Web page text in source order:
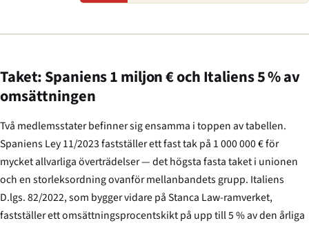
Taket: Spaniens 1 miljon € och Italiens 5 % av
omsättningen
Två medlemsstater befinner sig ensamma i toppen av tabellen.
Spaniens Ley 11/2023 fastställer ett fast tak på 1 000 000 € för
mycket allvarliga överträdelser — det högsta fasta taket i unionen
och en storleksordning ovanför mellanbandets grupp. Italiens
D.lgs. 82/2022, som bygger vidare påStanca Law-ramverket,
fastställer ett omsättningsprocentskikt på upp till 5 % av den årliga